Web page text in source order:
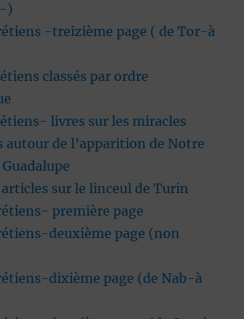
)
-treizième page ( de Tor-à
classés par ordre
livres sur les miracles
autour de l’apparition de Notre
sur le linceul de Turin
première page
deuxième page (non
dixième page (de Nab-à